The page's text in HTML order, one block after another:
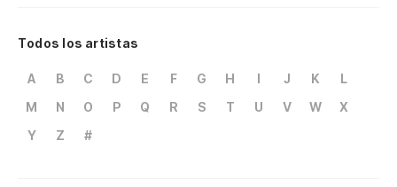
Todos los artistas
A B C D E F G H I J K
L
M
N O P Q R S T U V W
X
Y
Z #